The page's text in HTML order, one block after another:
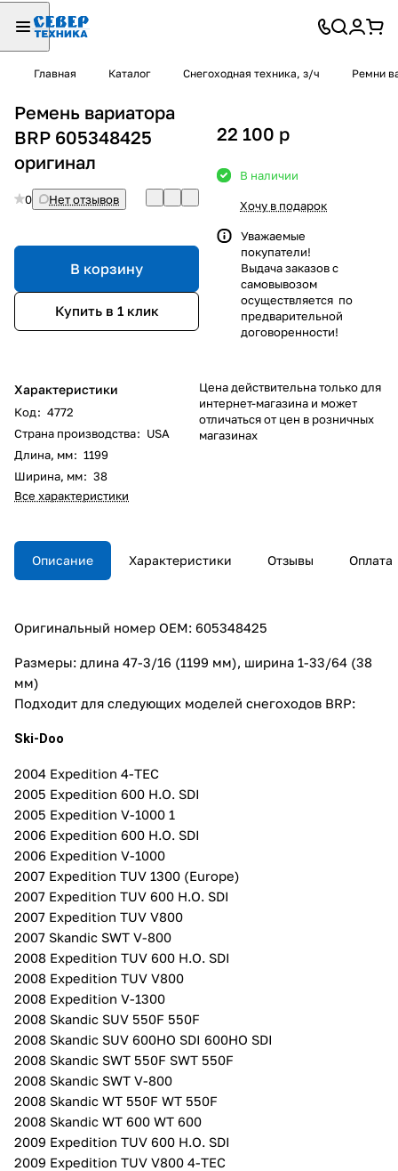
Главная Каталог Снегоходная техника, з/ч Ремни
Ремень вариатора
BRP 605348425
оригинал
0 Нет отзывов
В корзину
Купить в 1 клик
Характеристики
Код: 4772
Страна производства: USA
Длина, мм: 1199
Ширина, мм: 38
Все характеристики
22 100 p
В наличии
Хочу в подарок
Уважаемые
покупатели!
Выдача заказов с
самовывозом
осуществляется по
предварительной
договоренности!
Цена действительна только для
интернет-магазина и может
отличаться от цен в розничных
магазинах
Описание Характеристики Отзывы Оплата
Оригинальный номер OEM: 605348425
Размеры: длина 47-3/16 (1199 мм), ширина 1-33/64 (38
мм)
Подходит для следующих моделей снегоходов BRP:
Ski-Doo
2004 Expedition 4-TEC
2005 Expedition 600 H.O. SDI
2005 Expedition V-1000 1
2006 Expedition 600 H.O. SDI
2006 Expedition V-1000
2007 Expedition TUV 1300 (Europe)
2007 Expedition TUV 600 H.O. SDI
2007 Expedition TUV V800
2007 Skandic SWT V-800
2008 Expedition TUV 600 H.O. SDI
2008 Expedition TUV V800
2008 Expedition V-1300
2008 Skandic SUV 550F 550F
2008 Skandic SUV 600HO SDI 600HO SDI
2008 Skandic SWT 550F SWT 550F
2008 Skandic SWT V-800
2008 Skandic WT 550F WT 550F
2008 Skandic WT 600 WT 600
2009 Expedition TUV 600 H.O. SDI
2009 Expedition TUV V800 4-TEC